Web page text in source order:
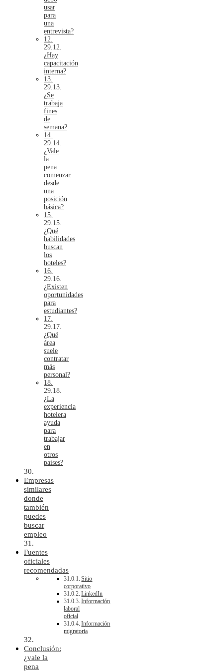
usar
para
una
entrevista?
12.
¿Hay
capacitación
interna?
13.
¿Se
trabaja
fines
de
semana?
14.
¿Vale
la
pena
comenzar
desde
una
posición
básica?
15.
¿Qué
habilidades
buscan
los
hoteles?
16.
¿Existen
oportunidades
para
estudiantes?
17.
¿Qué
área
suele
contratar
más
personal?
18.
¿La
experiencia
hotelera
ayuda
para
trabajar
en
otros
países?
Empresas
similares
donde
también
puedes
buscar
empleo
Fuentes
oficiales
recomendadas
Sitio
corporativo
LinkedIn
Información
laboral
oficial
Información
migratoria
Conclusión:
¿vale la
pena